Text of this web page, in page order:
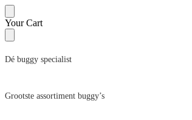
Skip
to
navigation
Skip
to
content
Your Cart
Dé buggy specialist
Grootste assortiment buggy’s